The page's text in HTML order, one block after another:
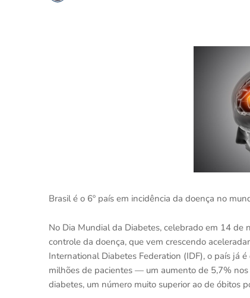
Brasil é o 6º país em incidência da doença no
No Dia Mundial da Diabetes, celebrado em 14 de
controle da doença, que vem crescendo
International Diabetes Federation (IDF), o país já
milhões de pacientes — um aumento de 5,7%
diabetes, um número muito superior ao de óbitos